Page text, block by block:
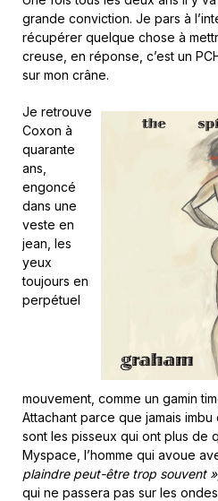
grande conviction. Je pars à
récupérer quelque chose à
creuse, en réponse, c’est un
sur mon crâne.
Je retrouve
Coxon à
quarante
ans,
engoncé
dans une
veste en
jean, les
yeux
toujours en
perpétuel
mouvement, comme un gamin
Attachant parce que jamais
sont les pisseux qui ont plus de
Myspace, l’homme qui avoue
plaindre peut-être trop souvent
qui ne passera pas sur les